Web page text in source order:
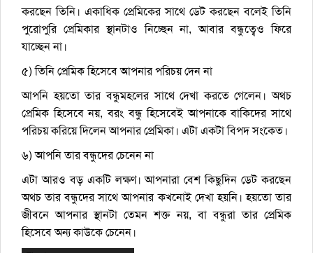
করছেন তিনি। একাধিক প্রেমিকের সাথে ডেট করছেন বলেই তিনি
পুরোপুরি প্রেমিকার স্থানটাও নিচ্ছেন না, আবার বন্ধুত্বেও ফিরে
যাচ্ছেন না।
৫) তিনি প্রেমিক হিসেবে আপনার পরিচয় দেন না
আপনি হয়তো তার বন্ধুমহলের সাথে দেখা করতে গেলেন। অথচ
প্রেমিক হিসেবে নয়, বরং বন্ধু হিসেবেই আপনাকে বাকিদের সাথে
পরিচয় করিয়ে দিলেন আপনার প্রেমিকা। এটা একটা বিপদ সংকেত।
৬) আপনি তার বন্ধুদের চেনেন না
এটা আরও বড় একটি লক্ষণ। আপনারা বেশ কিছুদিন ডেট করছেন
অথচ তার বন্ধুদের সাথে আপনার কখনোই দেখা হয়নি। হয়তো তার
জীবনে আপনার স্থানটা তেমন শক্ত নয়, বা বন্ধুরা তার প্রেমিক
হিসেবে অন্য কাউকে চেনেন।